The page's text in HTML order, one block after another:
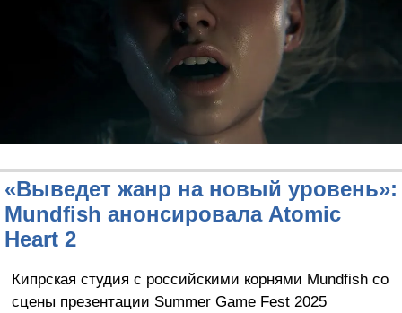
«Выведет жанр на новый уровень»:
Mundfish анонсировала Atomic
Heart 2
Кипрская студия с российскими корнями Mundfish со
сцены презентации Summer Game Fest 2025